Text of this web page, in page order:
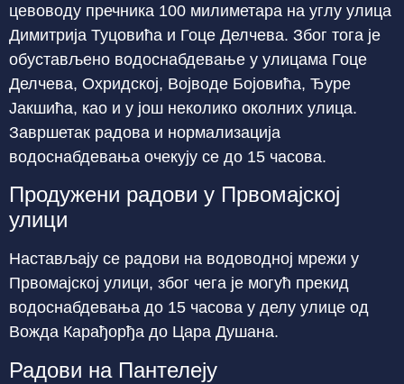
цевоводу пречника 100 милиметара на углу улица
Димитрија Туцовића и Гоце Делчева. Због тога је
обустављено водоснабдевање у улицама Гоце
Делчева, Охридској, Војводе Бојовића, Ђуре
Јакшића, као и у још неколико околних улица.
Завршетак радова и нормализација
водоснабдевања очекују се до 15 часова.
Продужени радови у Првомајској
улици
Настављају се радови на водоводној мрежи у
Првомајској улици, због чега је могућ прекид
водоснабдевања до 15 часова у делу улице од
Вожда Карађорђа до Цара Душана.
Радови на Пантелеју